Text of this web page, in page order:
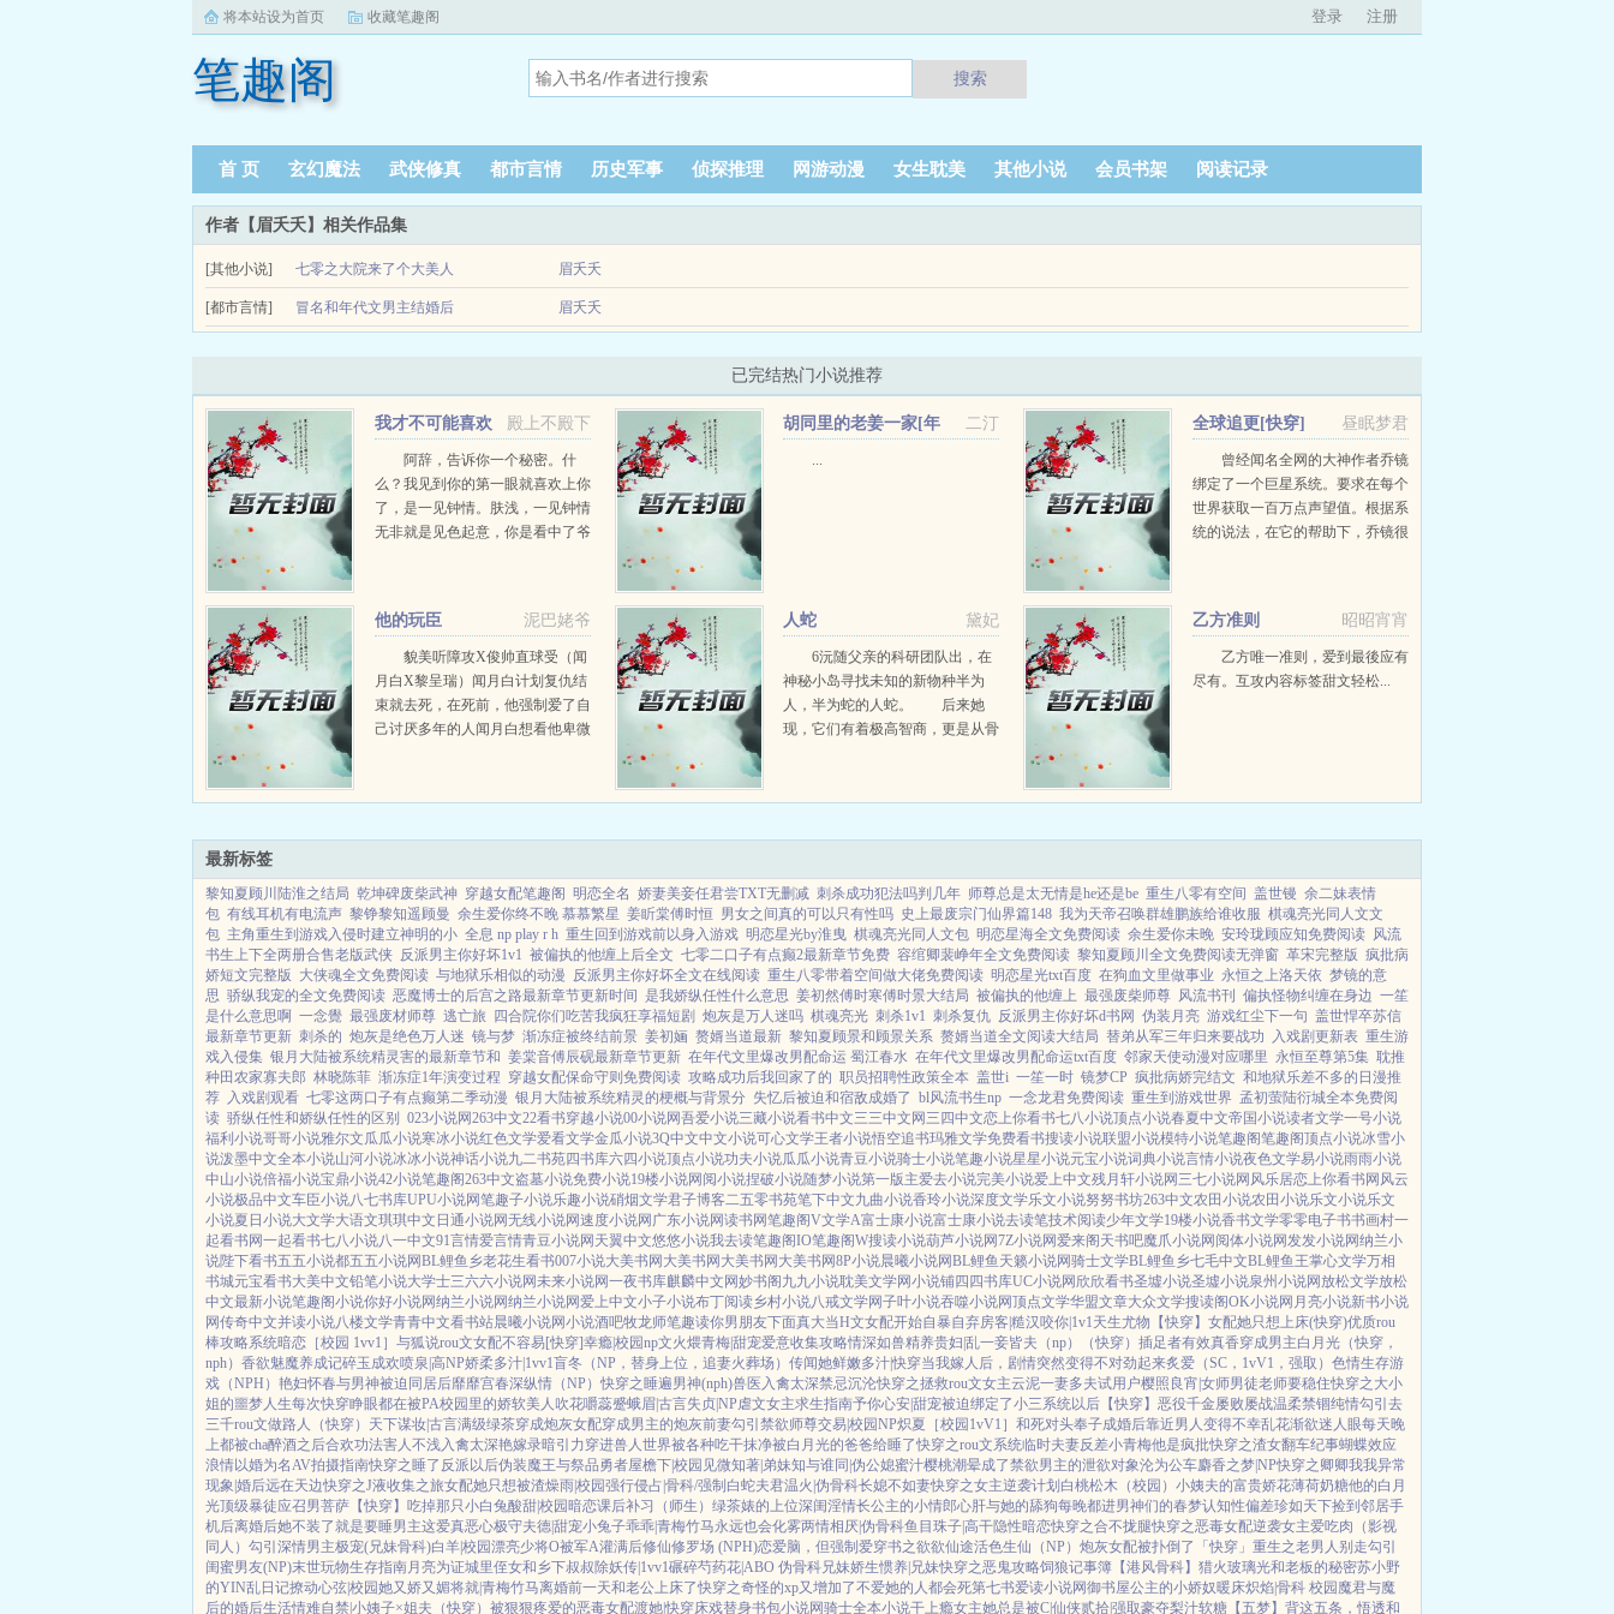
将本站设为首页 收藏笔趣阁 登录 注册
笔趣阁 搜索
首 页 玄幻魔法 武侠修真 都市言情 历史军事 侦探推理 网游动漫 女生耽美 其他小说 会员书架 阅读记录
作者【眉夭夭】相关作品集
[其他小说] 七零之大院来了个大美人 眉夭夭
穿越重生七零之大院来了个大美人作者眉夭夭完结 本书简介 大龄单身女青年谢茉却不过单位老大姐的情面去相亲，路上遭遇车祸。 再醒来，她来到1971年。 亲妈正拿了一打
[都市言情] 冒名和年代文男主结婚后 眉夭夭
已完结热门小说推荐
殿上不殿下
我才不可能喜欢
你呢阿辞，告诉你一个秘密。什
么？我见到你的第一眼就喜欢上你
了，是一见钟情。肤浅，一见钟情
无非就是见色起意，你是看中了爷
二汀
胡同里的老姜一家[年
...
昼眠梦君
全球追更[快穿]
曾经闻名全网的大神作者乔镜
绑定了一个巨星系统。要求在每个
世界获取一百万点声望值。根据系
统的说法，在它的帮助下，乔镜很
泥巴姥爷
他的玩臣
貌美听障攻X俊帅直球受（闻
月白X黎呈瑞）闻月白计划复仇结
束就去死，在死前，他强制爱了自
己讨厌多年的人闻月白想看他卑微
婚，这要人怎么搞？...
黛妃
人蛇
6沅随父亲的科研团队出，在
神秘小岛寻找未知的新物种半为
人，半为蛇的人蛇。 后来她
现，它们有着极高智商，更是从骨
昭昭宵宵
乙方准则
乙方唯一准则，爱到最後应有
尽有。互攻内容标签甜文轻松...
最新标签
黎知夏顾川陆淮之结局 乾坤碑废柴武神 穿越女配笔趣阁 明恋全名 娇妻美妾任君尝TXT无删减 刺杀成功犯法吗判几年 师尊总是太无情是he还是be 重生八零有空间 盖世镘 余二妹表情
包 有线耳机有电流声 黎铮黎知遥顾曼 余生爱你终不晚 慕慕繁星 姜盺棠傅时恒 男女之间真的可以只有性吗 史上最废宗门仙界篇148 我为天帝召唤群雄鹏族给谁收服 棋魂亮光同人文文
包 主角重生到游戏入侵时建立神明的小 全息 np play r h 重生回到游戏前以身入游戏 明恋星光by淮曳 棋魂亮光同人文包 明恋星海全文免费阅读 余生爱你未晚 安玲珑顾应知免费阅读 风流
书生上下全两册合售老版武侠 反派男主你好坏1v1 被偏执的他缠上后全文 七零二口子有点癫2最新章节免费 容绾卿裴峥年全文免费阅读 黎知夏顾川全文免费阅读无弹窗 革宋完整版 疯批病
娇短文完整版 大侠魂全文免费阅读 与地狱乐相似的动漫 反派男主你好坏全文在线阅读 重生八零带着空间做大佬免费阅读 明恋星光txt百度 在狗血文里做事业 永恒之上洛天依 梦镜的意
思 骄纵我宠的全文免费阅读 恶魔博士的后宫之路最新章节更新时间 是我娇纵任性什么意思 姜初然傅时寒傅时景大结局 被偏执的他缠上 最强废柴师尊 风流书刊 偏执怪物纠缠在身边 一笙
是什么意思啊 一念覺 最强废材师尊 逃亡旅 四合院你们吃苦我疯狂享福短剧 炮灰是万人迷吗 棋魂亮光 刺杀1v1 刺杀复仇 反派男主你好坏d书网 伪装月亮 游戏红尘下一句 盖世悍卒苏信
最新章节更新 刺杀的 炮灰是绝色万人迷 镜与梦 渐冻症被终结前景 姜初婳 赘婿当道最新 黎知夏顾景和顾景关系 赘婿当道全文阅读大结局 替弟从军三年归来要战功 入戏剧更新表 重生游
戏入侵集 银月大陆被系统精灵害的最新章节和 姜棠音傅辰砚最新章节更新 在年代文里爆改男配命运 蜀江春水 在年代文里爆改男配命运txt百度 邻家天使动漫对应哪里 永恒至尊第5集 耽推
种田农家寡夫郎 林晓陈菲 渐冻症1年演变过程 穿越女配保命守则免费阅读 攻略成功后我回家了的 职员招聘性政策全本 盖世i 一笙一时 镜梦CP 疯批病娇完结文 和地狱乐差不多的日漫推
荐 入戏剧观看 七零这两口子有点癫第二季动漫 银月大陆被系统精灵的梗概与背景分 失忆后被迫和宿敌成婚了 bl风流书生np 一念龙君免费阅读 重生到游戏世界 孟初萤陆衍城全本免费阅
读 骄纵任性和娇纵任性的区别 023小说网263中文22看书穿越小说00小说网吾爱小说三藏小说看书中文三三中文网 三四中文恋上你看书七八小说顶点小说春夏中文帝国小说读者文学一号小说
福利小说哥哥小说雅尔文瓜瓜小说寒冰小说红色文学爱看文学金瓜小说3Q中文中文小说可心文学王者小说悟空追书玛雅文学免费看书搜读小说联盟小说模特小说笔趣阁笔趣阁顶点小说冰雪小
说泼墨中文全本小说山河小说冰冰小说神话小说九二书苑四书库六四小说顶点小说功夫小说瓜瓜小说青豆小说骑士小说笔趣小说星星小说元宝小说词典小说言情小说夜色文学易小说雨雨小说
中山小说倍福小说宝鼎小说42小说笔趣阁263中文盗墓小说免费小说19楼小说网阅小说捏破小说随梦小说第一版主爱去小说完美小说爱上中文残月轩小说网 三七小说网 风乐居恋上你看书网 风云
小说极品中文车臣小说八七书库UPU小说网笔趣子小说乐趣小说硝烟文学君子博客二五零书苑笔下中文九曲小说香玲小说深度文学乐文小说努努书坊263中文农田小说农田小说乐文小说乐文
小说夏日小说大文学大语文琪琪中文 日通小说网无线小说网速度小说网 广东小说网读书网笔趣阁V文学A富士康小说富士康小说去读笔技术阅读少年文学19楼小说香书文学零零电子书书画村一
起看书网一起看书七八小说八一中文91言情爱言情青豆小说网 天翼中文悠悠小说我去读笔趣阁IO笔趣阁W搜读小说葫芦小说网7Z小说网爱来阁 天书吧魔爪小说网 阅体小说网发发小说网纳兰小
说陛下看书五五小说都五五小说网BL鲤鱼乡老花生看书007小说大美书网 大美书网 大美书网 大美书网8P小说晨曦小说网BL鲤鱼 天籁小说网骑士文学BL鲤鱼乡七毛中文BL鲤鱼王掌心文学万相
书城元宝看书大美中文铅笔小说大学士三六六小说网未来小说网一夜书库麒麟中文网妙书阁 九九小说耽美文学网小说铺四四书库UC小说网 欣欣看书圣墟小说圣墟小说泉州小说网放松文学放松
中文最新小说笔趣阁小说你好小说网纳兰小说网纳兰小说网爱上中文小子小说布丁阅读乡村小说八戒文学网子叶小说吞噬小说网顶点文学华盟文章大众文学搜读阁OK小说网 月亮小说新书小说
网传奇中文并读小说八楼文学青青中文看书站晨曦小说网小说酒吧牧龙师笔趣读你男朋友下面真大当H文女配开始自暴自弃房客|糙汉咬你|1v1天生尤物【快穿】 女配她只想上床(快穿)优质rou
棒攻略系统暗恋［校园 1vv1］ 与狐说rou文女配不容易[快穿]幸瘾|校园np文火煨青梅|甜宠爱意收集攻略情深如兽精养贵妇|乱一妾皆夫（np） （快穿）插足者有效真香穿成男主白月光（快穿，
nph） 香欲魅魔养成记碎玉成欢喷泉|高NP娇柔多汁|1vv1盲冬（NP，替身上位，追妻火葬场） 传闻她鲜嫩多汁|快穿当我嫁人后，剧情突然变得不对劲起来炙爱（SC，1vV1，强取） 色情生存游
戏（NPH） 艳妇怀春与男神被迫同居后靡靡宫春深纵情（NP）快穿之睡遍男神(nph)兽医 入禽太深禁忌沉沦快穿之拯救rou文女主云泥一妻多夫试用户樱照良宵|女师男徒老师要稳住快穿之大小
姐的噩梦人生每次快穿睁眼都在被PA校园里的娇软美人 吹花嚼蕊蹙蛾眉|古言失贞|NP虐文女主求生指南予你心安|甜宠被迫绑定了小三系统以后【快穿】 恶役千金屡败屡战温柔禁锢纯情勾引 去
三千rou文做路人（快穿） 天下谋妆|古言满级绿茶穿成炮灰女配穿成男主的炮灰前妻勾引禁欲师尊交易|校园NP炽夏［校园1vV1］ 和死对头奉子成婚后靠近男人变得不幸乱花渐欲迷人眼每天晚
上都被cha醉酒之后合欢功法害人不浅入禽太深艳嫁录暗引力穿进兽人世界被各种吃干抹净被白月光的爸爸给睡了快穿之rou文系统临时夫妻反差小青梅他是疯批快穿之渣女翻车纪事蝴蝶效应
浪情以婚为名AV拍摄指南快穿之睡了反派以后伪装魔王与祭品勇者屋檐下|校园 见微知著|弟妹知与谁同|伪公媳蜜汁樱桃潮晕成了禁欲男主的泄欲对象沦为公车麝香之梦|NP快穿之卿卿我我异常
现象|婚后远在天边快穿之J液收集之旅女配她只想被渣燥雨|校园强行侵占|骨科/强制 白蛇夫君温火|伪骨科长媳不如妻快穿之女主逆袭计划 白桃松木（校园） 小姨夫的富贵娇花薄荷奶糖他的白月
光顶级暴徒应召男菩萨 【快穿】吃掉那只小白兔酸甜|校园暗恋课后补习（师生） 绿茶婊的上位深闺淫情长公主的小情郎心肝与她的舔狗每晚都进男神们的春梦认知性偏差珍如天下捡到邻居手
机后离婚后她不装了就是要睡男主这爱真恶心极守夫德|甜宠小兔子乖乖|青梅竹马永远也会化雾两情相厌|伪骨科鱼目珠子|高干隐性暗恋快穿之合不拢腿快穿之恶毒女配逆袭女主爱吃肉 （影视
同人）勾引深情男主极宠(兄妹骨科)白羊|校园漂亮少将O被军A灌满后修仙修罗场 (NPH)恋爱脑，但强制爱穿书之欲欲仙途活色生仙（NP） 炮灰女配被扑倒了「快穿」 重生之老男人别走勾引
闺蜜男友(NP)末世玩物生存指南月亮为证城里侄女和乡下叔叔除妖传|1vv1碾碎芍药花|ABO 伪骨科兄妹娇生惯养|兄妹快穿之恶鬼攻略饲狼记事簿 【港风骨科】猎火玻璃光和老板的秘密苏小野
的YIN乱日记撩动心弦|校园她又娇又媚将就|青梅竹马离婚前一天和老公上床了快穿之奇怪的xp又增加了不爱她的人都会死第七书爱读小说网御书屋公主的小娇奴暖床炽焰|骨科 校园 魔君与魔
后的婚后生活情难自禁|小姨子×姐夫 （快穿）被狠狠疼爱的恶毒女配渡她|快穿床戏替身书包小说网骑士全本小说干上瘾女主她总是被C|仙侠贰拾|强取豪夺梨汁软糖 【五梦】背这五条，悟透和